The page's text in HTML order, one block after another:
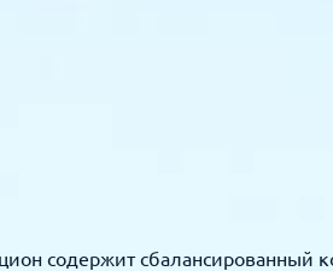
содержит сбалансированный